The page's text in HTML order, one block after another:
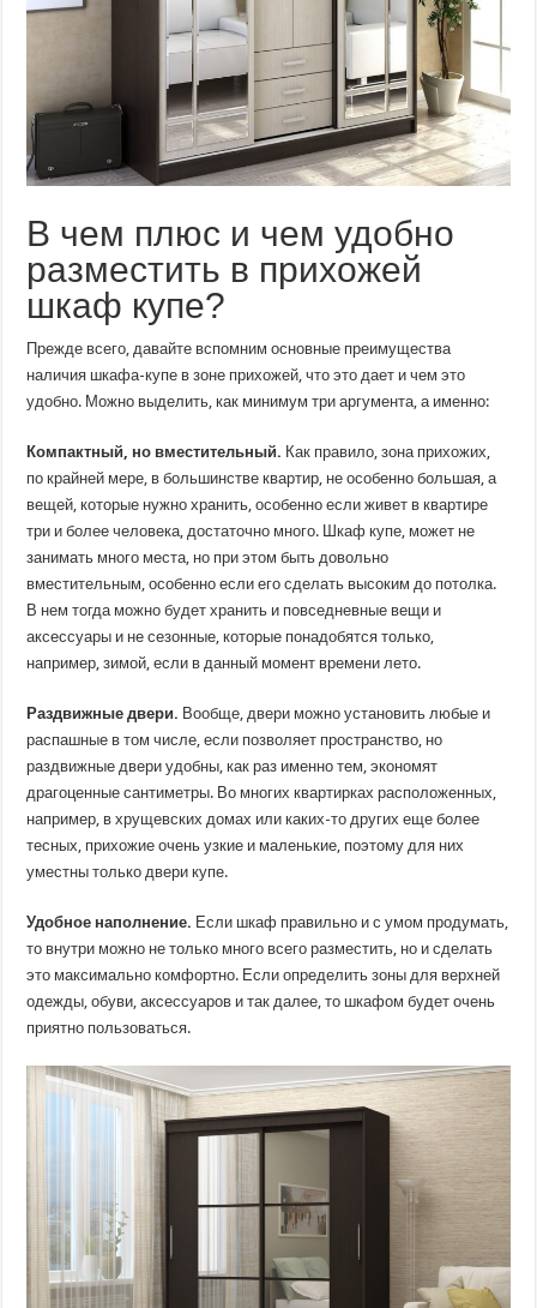
В чем плюс и чем удобно
разместить в прихожей
шкаф купе?
Прежде всего, давайте вспомним основные преимущества
наличия шкафа-купе в зоне прихожей, что это дает и чем это
удобно. Можно выделить, как минимум три аргумента, а именно:
Компактный, но вместительный. Как правило, зона прихожих,
по крайней мере, в большинстве квартир, не особенно большая, а
вещей, которые нужно хранить, особенно если живет в квартире
три и более человека, достаточно много. Шкаф купе, может не
занимать много места, но при этом быть довольно
вместительным, особенно если его сделать высоким до потолка.
В нем тогда можно будет хранить и повседневные вещи и
аксессуары и не сезонные, которые понадобятся только,
например, зимой, если в данный момент времени лето.
Раздвижные двери. Вообще, двери можно установить любые и
распашные в том числе, если позволяет пространство, но
раздвижные двери удобны, как раз именно тем, экономят
драгоценные сантиметры. Во многих квартирках расположенных,
например, в хрущевских домах или каких-то других еще более
тесных, прихожие очень узкие и маленькие, поэтому для них
уместны только двери купе.
Удобное наполнение. Если шкаф правильно и с умом продумать,
то внутри можно не только много всего разместить, но и сделать
это максимально комфортно. Если определить зоны для верхней
одежды, обуви, аксессуаров и так далее, то шкафом будет очень
приятно пользоваться.